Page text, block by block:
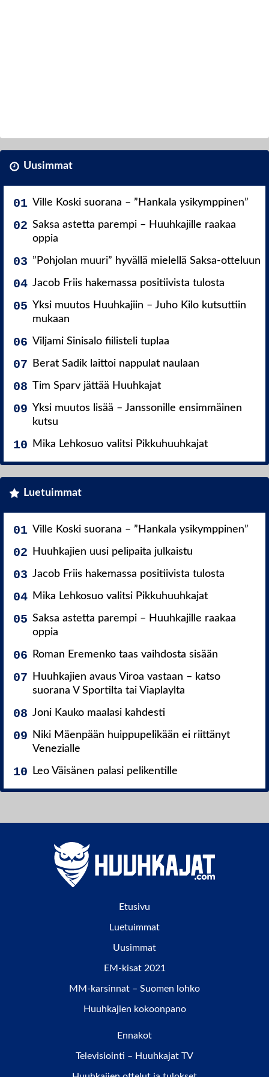
Uusimmat
Ville Koski suorana – ”Hankala ysikymppinen”
Saksa astetta parempi – Huuhkajille raakaa
oppia
”Pohjolan muuri” hyvällä mielellä Saksa-otteluun
Jacob Friis hakemassa positiivista tulosta
Yksi muutos Huuhkajiin – Juho Kilo kutsuttiin
mukaan
Viljami Sinisalo fiilisteli tuplaa
Berat Sadik laittoi nappulat naulaan
Tim Sparv jättää Huuhkajat
Yksi muutos lisää – Janssonille ensimmäinen
kutsu
Mika Lehkosuo valitsi Pikkuhuuhkajat
Luetuimmat
Ville Koski suorana – ”Hankala ysikymppinen”
Huuhkajien uusi pelipaita julkaistu
Jacob Friis hakemassa positiivista tulosta
Mika Lehkosuo valitsi Pikkuhuuhkajat
Saksa astetta parempi – Huuhkajille raakaa
oppia
Roman Eremenko taas vaihdosta sisään
Huuhkajien avaus Viroa vastaan – katso
suorana V Sportilta tai Viaplaylta
Joni Kauko maalasi kahdesti
Niki Mäenpään huippupelikään ei riittänyt
Venezialle
Leo Väisänen palasi pelikentille
Etusivu
Luetuimmat
Uusimmat
EM-kisat 2021
MM-karsinnat – Suomen lohko
Huuhkajien kokoonpano
Ennakot
Televisiointi – Huuhkajat TV